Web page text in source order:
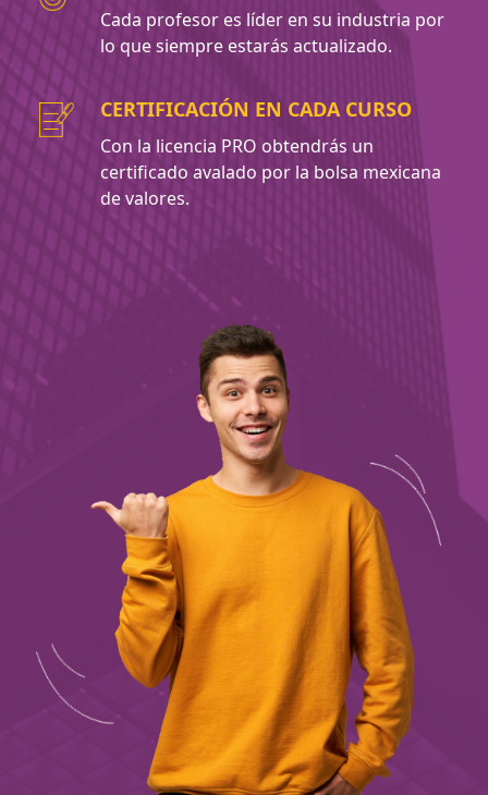
Cada profesor es líder en su industria por
lo que siempre estarás actualizado.
CERTIFICACIÓN EN CADA CURSO
Con la licencia PRO obtendrás un
certificado avalado por la bolsa mexicana
de valores.